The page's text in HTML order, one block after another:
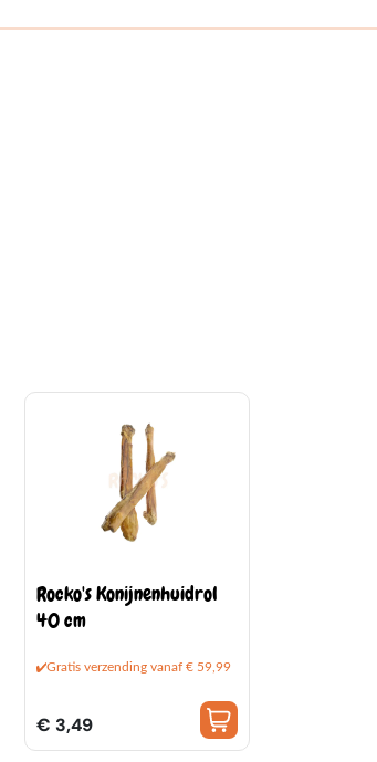
Rocko's Konijnenhuidrol
40 cm
Gratis verzending vanaf € 59,99
€ 3,49